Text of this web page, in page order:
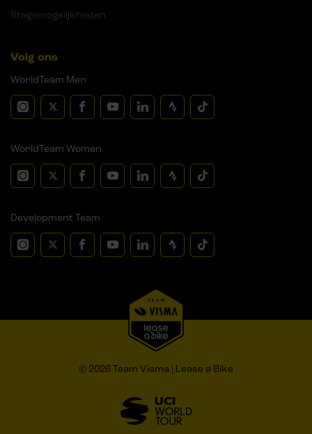
Stagemogelijkheden
Volg ons
WorldTeam Men
WorldTeam Women
Development Team
© 2026 Team Visma | Lease a Bike